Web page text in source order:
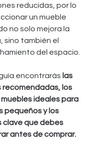
reducidas, por lo
un mueble
no solo mejora la
sino también el
del espacio.
encontrarás las
recomendadas, los
ideales para
pequeños y los
clave que debes
antes de comprar.